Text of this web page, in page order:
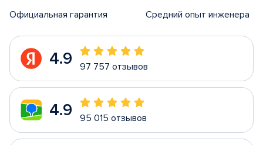
Официальная гарантия Средний опыт инженера
4.9 97 757 отзывов
4.9 95 015 отзывов